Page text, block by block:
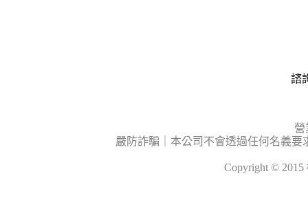
諮
營
嚴防詐騙｜本公司不會透過任何名義
Copyright ©